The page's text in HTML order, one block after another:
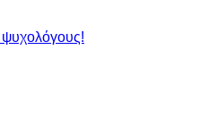
ψυχολόγους!